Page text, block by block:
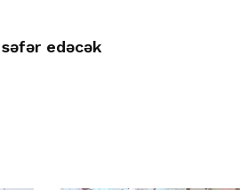
edəcək